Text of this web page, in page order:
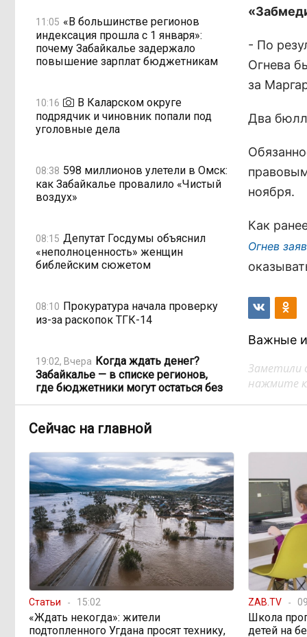
11:05 «В большинстве регионов
индексация прошла с 1 января»:
почему Забайкалье задержало
повышение зарплат бюджетникам
10:16
В Каларском округе
подрядчик и чиновник попали под
уголовные дела
08:38 598 миллионов улетели в Омск:
как Забайкалье провалило «Чистый
воздух»
08:15 Депутат Госдумы объяснил
«неполноценность» женщин
библейским сюжетом
08:10 Прокуратура начала проверку
из-за раскопок ТГК-14
19:02, Вчера Когда ждать денег?
Забайкалье — в списке регионов,
где бюджетники могут остаться без
превысить весь наш опыт»: Осипов
предупреждает о климатической
угрозе на фоне пожаров в Европе
16:00, Вчера По волнам Арахлея: на
любимом озере забайкальцев
улучшили LTE-сеть
12:33, Вчера Путин подписал закон,
вдвое расширяющий основания для
выдворения мигрантов
- По
Огнева
за
Два
ноября.
Как
Огнев
Важные
Заметили
нажмите
Сейчас на главной
Статьи 15:02
«Ждать некогда»: жители
подтопленного Угдана просят технику,
ZAB.TV
Школа
детей на